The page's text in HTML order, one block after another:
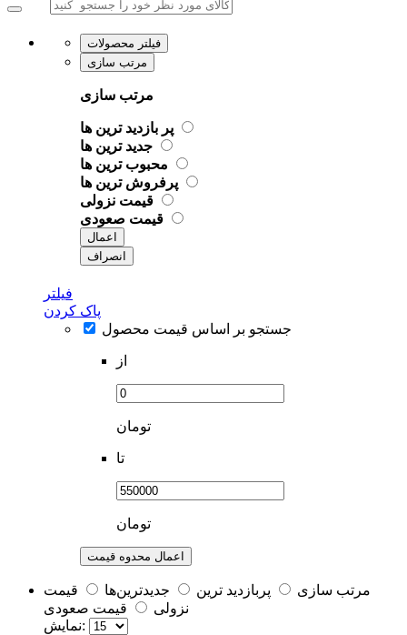
فیلتر محصولات
مرتب سازی
مرتب سازی
پر بازدید ترین ها
جدید ترین ها
محبوب ترین ها
پرفروش ترین ها
قیمت نزولی
قیمت صعودی
اعمال
انصراف
فیلتر
پاک کردن
جستجو بر اساس قیمت محصول
از
تومان
تا
تومان
اعمال محدوه قیمت
مرتب سازی پربازديد ترين جديدترين‌ها
قيمت
نزولی
قيمت صعودی
نمايش: